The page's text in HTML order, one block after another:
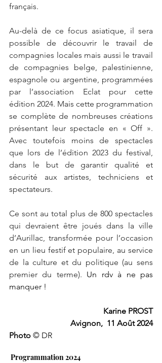
français.
Au-delà de ce focus asiatique, il sera
possible de découvrir le travail de
compagnies locales mais aussi le travail
de compagnies belge, palestinienne,
espagnole ou argentine, programmées
par l’association Eclat pour cette
édition 2024. Mais cette programmation
se complète de nombreuses créations
présentant leur spectacle en « Off ».
Avec toutefois moins de spectacles
que lors de l’édition 2023 du festival,
dans le but de garantir qualité et
sécurité aux artistes, techniciens et
spectateurs.
Ce sont au total plus de 800 spectacles
qui devraient être joués dans la ville
d’Aurillac, transformée pour l’occasion
en un lieu festif et populaire, au service
de la culture et du politique (au sens
premier du terme). Un rdv à ne pas
manquer !
Karine PROST
Avignon,  11 Août 2024
Photo © DR
Programmation 2024